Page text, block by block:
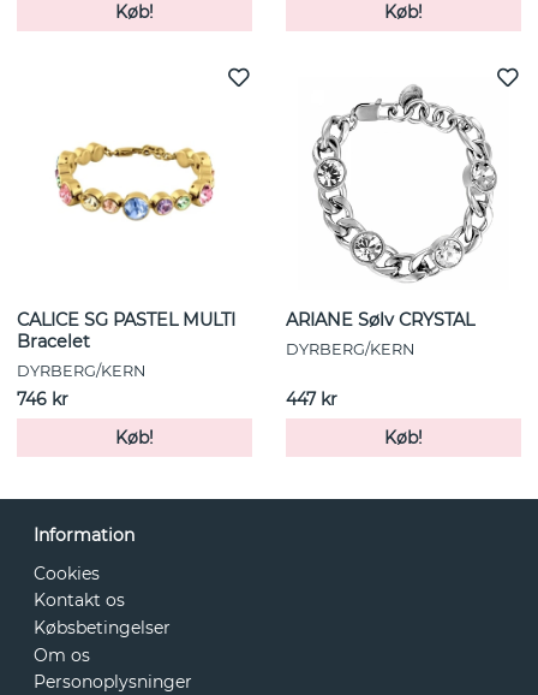
Køb!
Køb!
CALICE SG PASTEL MULTI
Bracelet
DYRBERG/KERN
746 kr
Køb!
ARIANE Sølv CRYSTAL
DYRBERG/KERN
447 kr
Køb!
Information
Cookies
Kontakt os
Købsbetingelser
Om os
Personoplysninger